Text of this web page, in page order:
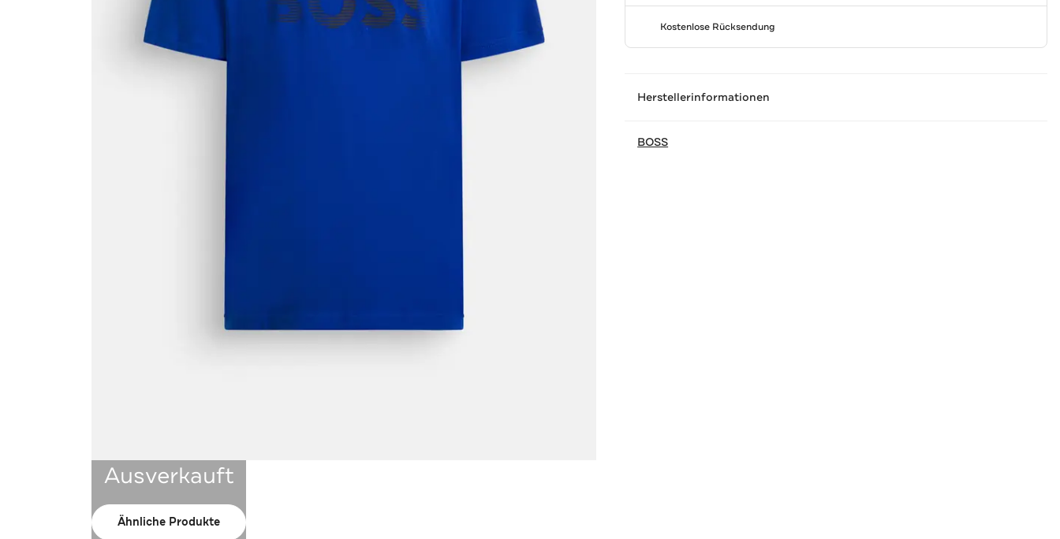
Ausverkauft
Ähnliche Produkte
Kostenlose Rücksendung
Herstellerinformationen
BOSS